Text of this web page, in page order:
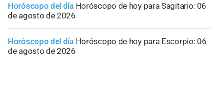
Horóscopo del día Horóscopo de hoy para Sagitario: 06
de agosto de 2026
Horóscopo del día Horóscopo de hoy para Escorpio: 06
de agosto de 2026